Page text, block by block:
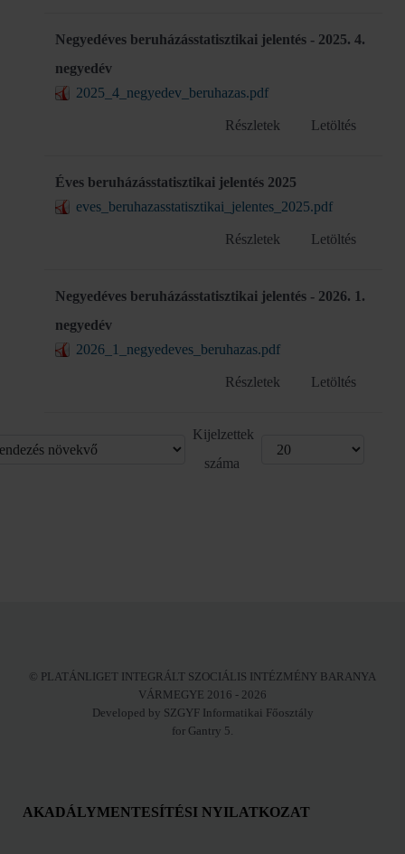
Negyedéves beruházásstatisztikai jelentés - 2025. 4.
negyedév
2025_4_negyedev_beruhazas.pdf
Letöltés
Részletek
Éves beruházásstatisztikai jelentés 2025
eves_beruhazasstatisztikai_jelentes_2025.pdf
Letöltés
Részletek
Negyedéves beruházásstatisztikai jelentés - 2026. 1.
negyedév
2026_1_negyedeves_beruhazas.pdf
Letöltés
Részletek
Kijelzettek
száma
© PLATÁNLIGET INTEGRÁLT SZOCIÁLIS INTÉZMÉNY BARANYA
VÁRMEGYE 2016 - 2026
Developed by SZGYF Informatikai Főosztály
for Gantry 5.
AKADÁLYMENTESÍTÉSI NYILATKOZAT